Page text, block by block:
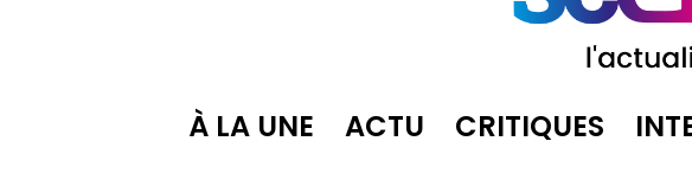
À LA UNE ACTU CRITIQUES